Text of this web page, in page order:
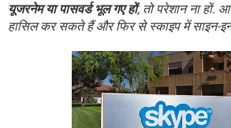
सीरियल और पैरलल पोर्ट
यूजरनेम या पासवर्ड भूल गए हों, तो परेशान ना हों.
हासिल कर सकते हैं और फिर से स्काइप में साइन-